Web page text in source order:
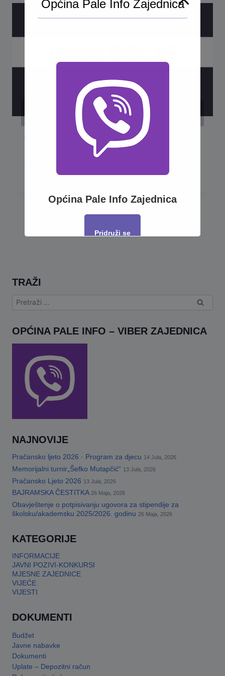
Javni oglas za imenovanje
predsjednika i jednog člana
TRAŽI
Pretraga:
OPĆINA PALE INFO – VIBER ZAJEDNICA
NAJNOVIJE
Pračansko ljeto 2026 · Program za djecu 14 Jula, 2026
Memorijalni turnir„Šefko Mutapčić“ 13 Jula, 2026
Pračansko Ljeto 2026 13 Jula, 2026
BAJRAMSKA ČESTITKA 26 Maja, 2026
Obavještenje o potpisivanju ugovora za stipendije za
školsku/akademsku 2025/2026. godinu 26 Maja, 2026
KATEGORIJE
INFORMACIJE
JAVNI POZIVI-KONKURSI
MJESNE ZAJEDNICE
VIJEĆE
VIJESTI
DOKUMENTI
Budžet
Javne nabavke
Dokumenti
Uplate – Depozitni račun
Općina Pale Info Zajednica
Općina Pale Info Zajednica
Pridruži se